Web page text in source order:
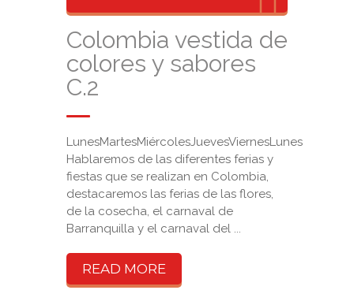
Colombia vestida de
colores y sabores
C.2
LunesMartesMiércolesJuevesViernesLunes
Hablaremos de las diferentes ferias y
fiestas que se realizan en Colombia,
destacaremos las ferias de las flores,
de la cosecha, el carnaval de
Barranquilla y el carnaval del ...
READ MORE